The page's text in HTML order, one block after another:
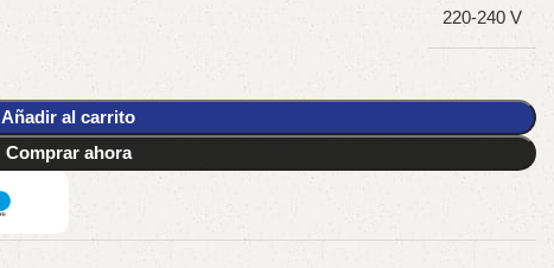
220-240 V
Añadir al carrito
Comprar ahora